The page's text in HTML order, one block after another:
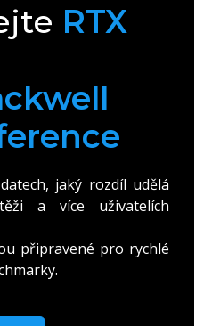
RTX
jaký rozdíl udělá
a více uživatelích
připravené pro rychlé